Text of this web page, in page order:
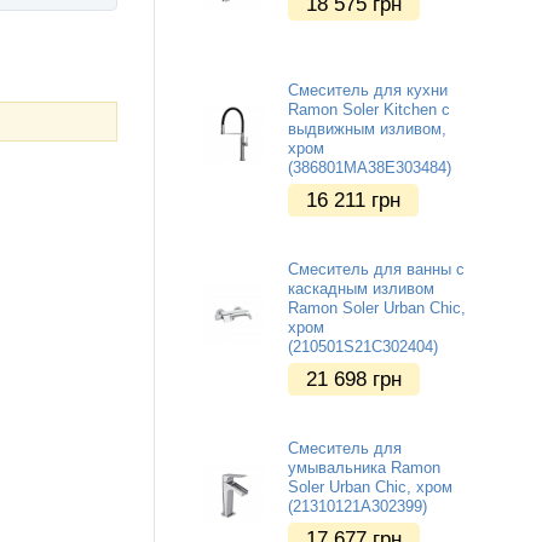
Смеситель для кухни
Ramon Soler Kitchen с
выдвижным изливом,
хром
(386801MA38E303484)
16 211 грн
Смеситель для ванны с
каскадным изливом
Ramon Soler Urban Chic,
хром
(210501S21C302404)
21 698 грн
Смеситель для
умывальника Ramon
Soler Urban Chic, хром
(21310121A302399)